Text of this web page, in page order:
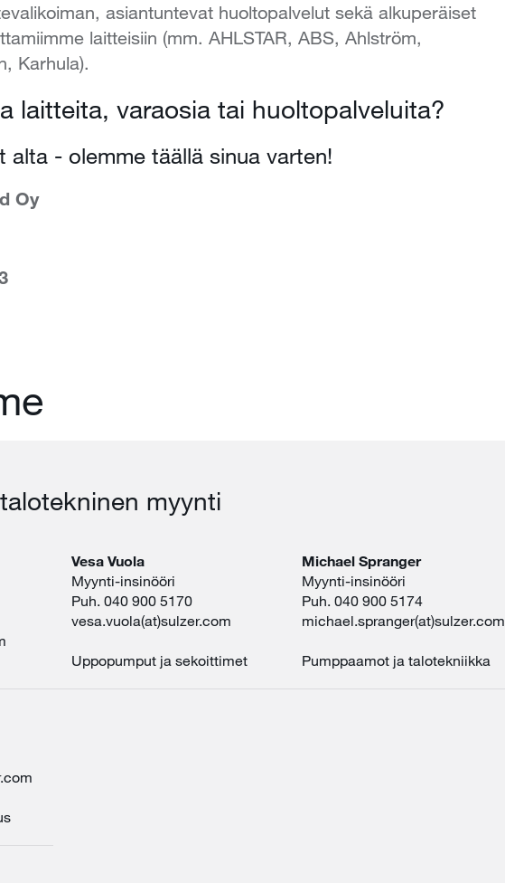
asiantuntevat huoltopalvelut sekä alkuperäiset
laitteisiin (mm. AHLSTAR, ABS, Ahlström,
Karhula).
laitteita, varaosia tai huoltopalveluita?
alta - olemme täällä sinua varten!
Oy
myynti
Vesa Vuola
Myynti-insinööri
Puh. 040 900 5170
vesa.vuola(at)sulzer.com
Uppopumput ja sekoittimet
Michael Spranger
Myynti-insinööri
Puh. 040 900 5174
michael.spranger(at)sulzer.com
Pumppaamot ja talotekniikka